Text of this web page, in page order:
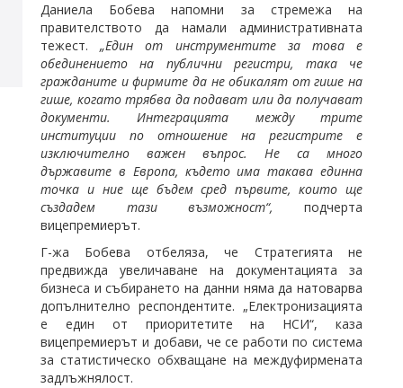
Даниела Бобева напомни за стремежа на
правителството да намали административната
тежест.„Един от инструментите за това е
обединението на публични регистри, така че
гражданите и фирмите да не обикалят от гише на
гише, когато трябва да подават или да получават
документи. Интеграцията между трите
институции по отношение на регистрите е
изключително важен въпрос. Не са много
държавите в Европа, където има такава единна
точка и ние ще бъдем сред първите, които ще
създадем тази възможност“, подчерта
вицепремиерът.
Г-жа Бобева отбеляза, че Стратегията не
предвижда увеличаване на документацията за
бизнеса и събирането на данни няма да натоварва
допълнително респондентите. „Електронизацията
е един от приоритетите на НСИ“, каза
вицепремиерът и добави, че се работи по система
за статистическо обхващане на междуфирмената
задлъжнялост.